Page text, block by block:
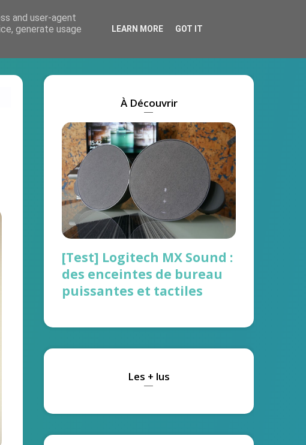
Actus Marques On recrute !
À Découvrir
[Test] Logitech MX Sound :
des enceintes de bureau
puissantes et tactiles
Les + lus
and user-agent
generate usage
LEARN MORE GOT IT